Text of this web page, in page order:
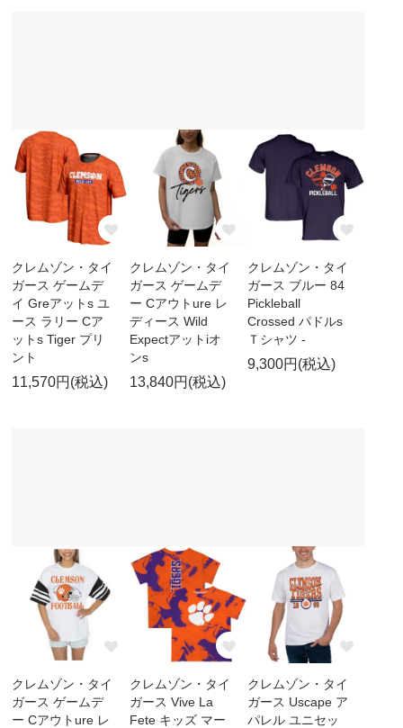
クレムゾン・タイ
ガース ゲームデ
イ Greアットs ユ
ース ラリー Cア
ットs Tiger プリ
ント
11,570円(税込)
クレムゾン・タイ
ガース ゲームデ
ー Cアウトure レ
ディース Wild
Expectアットiオ
ンs
13,840円(税込)
クレムゾン・タイ
ガース ブルー 84
Pickleball
Crossed パドルs
Ｔシャツ -
9,300円(税込)
クレムゾン・タイ
ガース ゲームデ
ー Cアウトure レ
クレムゾン・タイ
ガース Vive La
Fete キッズ マー
クレムゾン・タイ
ガース Uscape ア
パレル ユニセッ